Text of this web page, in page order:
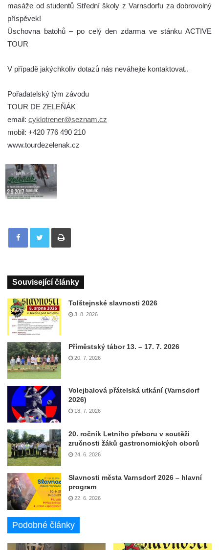
masáže od studentů Střední školy z Varnsdorfu za dobrovolný
příspěvek!
Úschovna batohů – po celý den zdarma ve stánku ACTIVE
TOUR
V případě jakýchkoliv dotazů nás neváhejte kontaktovat..
Pořadatelský tým závodu
TOUR DE ZELEŇÁK
email: cyklotrener@seznam.cz
mobil: +420 776 490 210
www.tourdezelenak.cz
Tisknout
Související články
Tolštejnské slavnosti 2026
3. 8. 2026
Příměstský tábor 13. – 17. 7. 2026
20. 7. 2026
Volejbalová přátelská utkání (Varnsdorf
2026)
18. 7. 2026
20. ročník Letního přeboru v soutěži
zručnosti žáků gastronomických oborů
24. 6. 2026
Slavnosti města Varnsdorf 2026 – hlavní
program
22. 6. 2026
Podobné články